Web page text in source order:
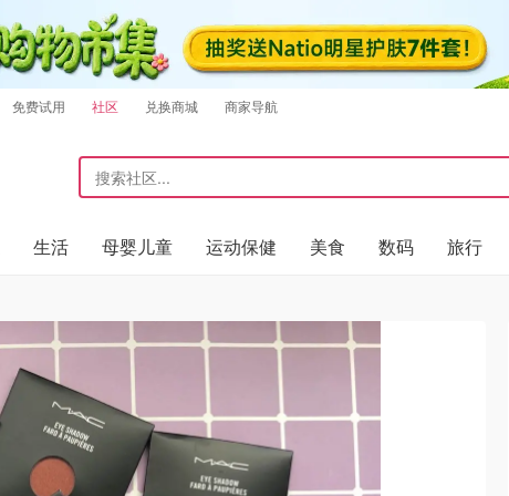
免费试用 社区 兑换商城 商家导航
生活 母婴儿童 运动保健 美食 数码 旅行